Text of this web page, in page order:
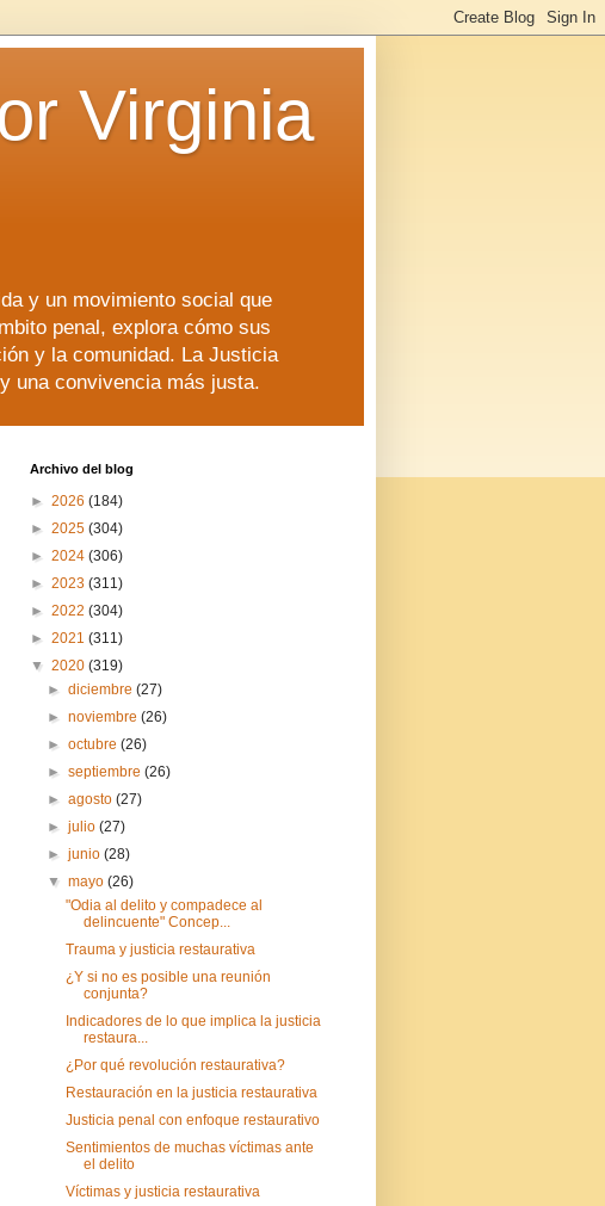
Virginia
y un movimiento social que
penal, explora cómo sus
y la comunidad. La Justicia
una convivencia más justa.
Archivo del blog
► 2026 (184)
► 2025 (304)
► 2024 (306)
► 2023 (311)
► 2022 (304)
► 2021 (311)
▼ 2020 (319)
►diciembre(27)
►noviembre(26)
►octubre(26)
►septiembre(26)
►agosto(27)
►julio(27)
►junio(28)
▼mayo(26)
"Odia al delito y compadece al
delincuente" Concep...
Trauma y justicia restaurativa
¿Y si no es posible una reunión
conjunta?
Indicadores de lo que implica la justicia
restaura...
¿Por qué revolución restaurativa?
Restauración en la justicia restaurativa
Justicia penal con enfoque restaurativo
Sentimientos de muchas víctimas ante
el delito
Víctimas y justicia restaurativa